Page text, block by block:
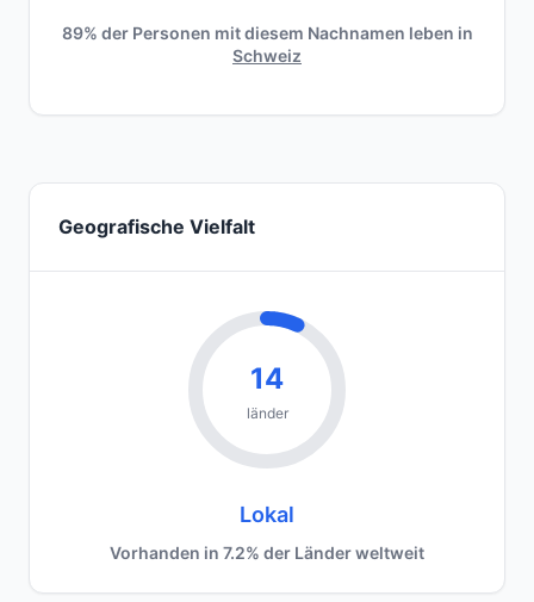
89% der Personen mit diesem Nachnamen leben in
Schweiz
Geografische Vielfalt
14
länder
Lokal
Vorhanden in 7.2% der Länder weltweit